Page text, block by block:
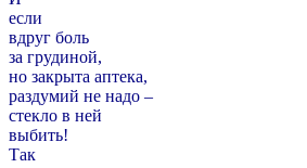
если
вдруг боль
за грудиной,
но закрыта аптека,
раздумий не надо –
стекло в ней
выбить!
Так